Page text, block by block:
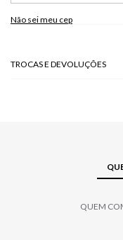
Não sei meu cep
TROCAS E DEVOLUÇÕES
QUEM